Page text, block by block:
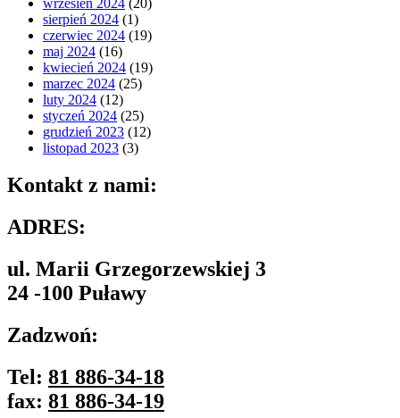
sierpień 2024 (1)
czerwiec 2024 (19)
maj 2024 (16)
kwiecień 2024 (19)
marzec 2024 (25)
luty 2024 (12)
styczeń 2024 (25)
grudzień 2023 (12)
listopad 2023 (3)
Kontakt z nami:
ADRES:
ul. Marii Grzegorzewskiej 3
24 -100 Puławy
Zadzwoń:
Tel: 81 886-34-18
fax: 81 886-34-19